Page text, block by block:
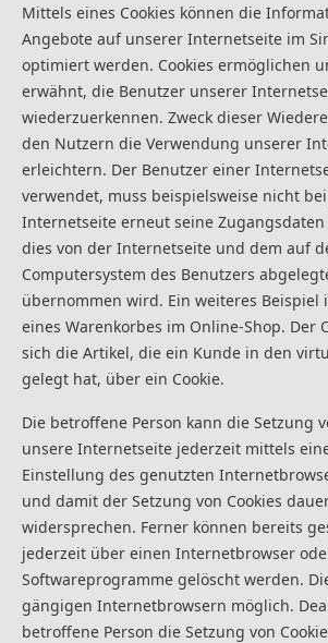
Mittels eines Cookies können die
Angebote auf unserer Internetseite im
optimiert werden. Cookies ermöglichen
erwähnt, die Benutzer unserer
wiederzuerkennen. Zweck dieser
den Nutzern die Verwendung unserer
erleichtern. Der Benutzer einer
verwendet, muss beispielsweise nicht
Internetseite erneut seine
dies von der Internetseite und dem auf
Computersystem des Benutzers
übernommen wird. Ein weiteres Beispiel
eines Warenkorbes im Online-Shop. Der
sich die Artikel, die ein Kunde in den
gelegt hat, über ein Cookie.
Die betroffene Person kann die Setzung
unsere Internetseite jederzeit mittels
Einstellung des genutzten
und damit der Setzung von Cookies
widersprechen. Ferner können bereits
jederzeit über einen Internetbrowser
Softwareprogramme gelöscht werden.
gängigen Internetbrowsern möglich.
betroffene Person die Setzung von